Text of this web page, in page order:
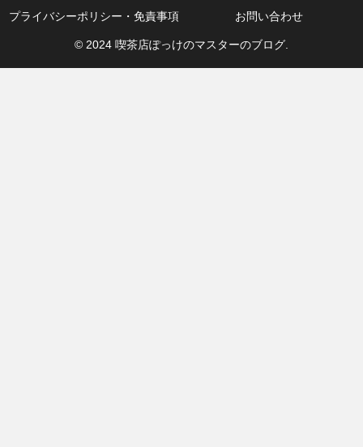
プライバシーポリシー・免責事項 お問い合わせ
© 2024 喫茶店ぽっけのマスターのブログ.